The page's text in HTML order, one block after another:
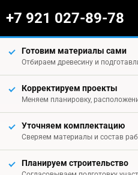
+7 921 027-89-78
Готовим материалы сами
Отбираем древесину и
Корректируем проекты
Меняем планировку,
Уточняем комплектацию
Сверяем материалы и состав
Планируем строительство